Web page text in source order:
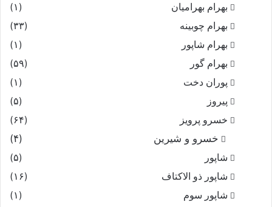
بهرام بهرامیان‏
(۱)
بهرام چوبینه
(۳۳)
بهرام شاپور
(۱)
بهرام گور
(۵۹)
پوران دخت
(۱)
پیروز
(۵)
خسرو پرویز
(۶۴)
خسرو و شیرین (۴)
شاپور
(۵)
شاپور ذو الاکتاف
(۱۶)
شاپور سوم‏
(۱)